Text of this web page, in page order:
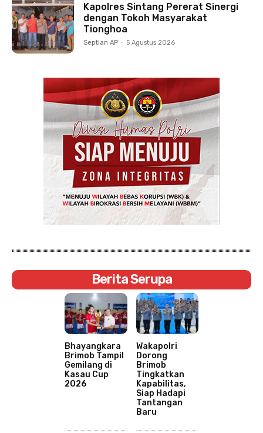
Kapolres Sintang Pererat Sinergi
dengan Tokoh Masyarakat
Tionghoa
Septian AP - 5 Agustus 2026
Berita Serupa
Bhayangkara
Brimob Tampil
Gemilang di
Kasau Cup
2026
Wakapolri
Dorong
Brimob
Tingkatkan
Kapabilitas,
Siap Hadapi
Tantangan
Baru